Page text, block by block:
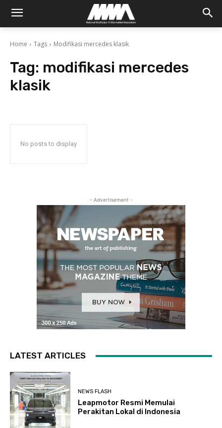
Home Tags Modifikasi mercedes klasik
Tag: modifikasi mercedes
klasik
No posts to display
- Advertisement -
LATEST ARTICLES
NEWS FLASH
Leapmotor Resmi Memulai
Perakitan Lokal di Indonesia